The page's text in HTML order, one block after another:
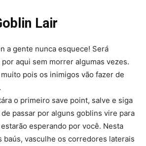
Lair
a gente nunca esquece! Será
aqui sem morrer algumas vezes.
pois os inimigos vão fazer de
o primeiro save point, salve e siga
passar por alguns goblins vire para
esperando por você. Nesta
baús, vasculhe os corredores laterais